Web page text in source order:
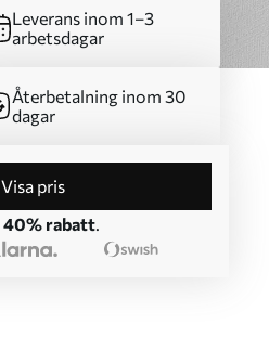
Leverans inom 1–3
arbetsdagar
Återbetalning inom 30
dagar
Visa pris
40% rabatt.